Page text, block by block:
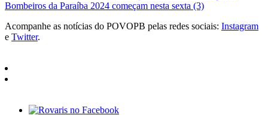
Bombeiros da Paraíba 2024 começam nesta sexta (3)
Acompanhe as notícias do POVOPB pelas redes sociais: Instagram
e Twitter.